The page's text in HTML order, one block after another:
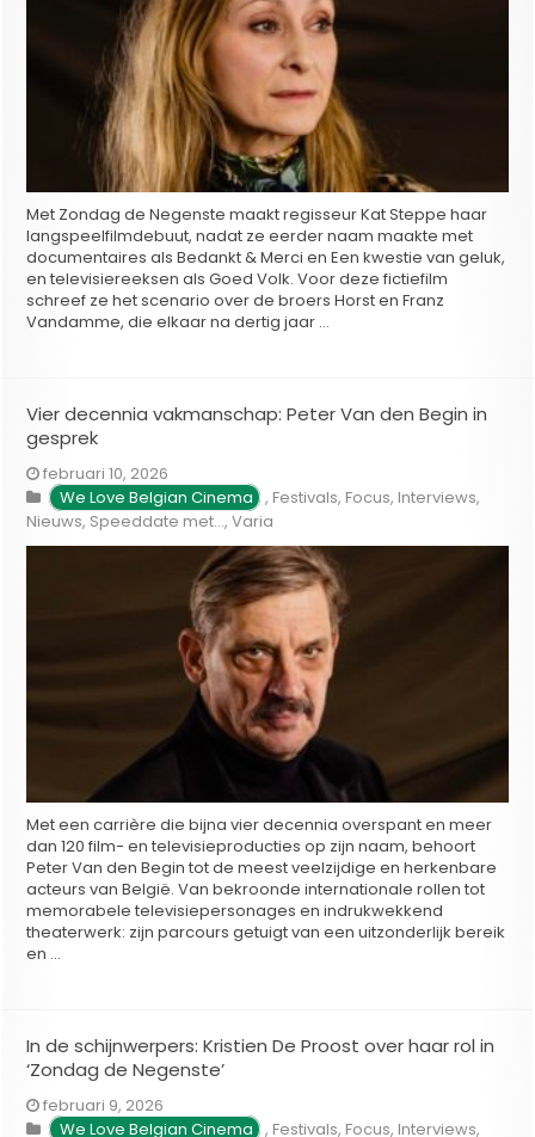
Met Zondag de Negenste maakt regisseur Kat Steppe haar
langspeelfilmdebuut, nadat ze eerder naam maakte met
documentaires als Bedankt & Merci en Een kwestie van geluk,
en televisiereeksen als Goed Volk. Voor deze fictiefilm
schreef ze het scenario over de broers Horst en Franz
Vandamme, die elkaar na dertig jaar …
Vier decennia vakmanschap: Peter Van den Begin in
gesprek
februari 10, 2026
We Love Belgian Cinema , Festivals, Focus, Interviews,
Nieuws, Speeddate met...,Varia
Met een carrière die bijna vier decennia overspant en meer
dan 120 film- en televisieproducties op zijn naam, behoort
Peter Van den Begin tot de meest veelzijdige en herkenbare
acteurs van België. Van bekroonde internationale rollen tot
memorabele televisiepersonages en indrukwekkend
theaterwerk: zijn parcours getuigt van een uitzonderlijk bereik
en …
In de schijnwerpers: Kristien De Proost over haar rol in
‘Zondag de Negenste’
februari 9, 2026
We Love Belgian Cinema , Festivals, Focus, Interviews,